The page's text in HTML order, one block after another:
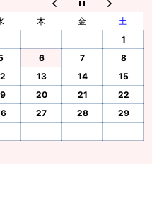
木 金
土
1
6 7
8
13 14
15
20 21
22
27 28
29